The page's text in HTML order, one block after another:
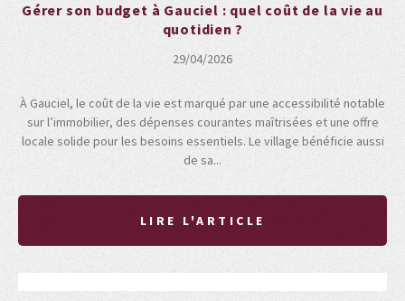
Gérer son budget à Gauciel : quel coût de la vie au
quotidien ?
29/04/2026
À Gauciel, le coût de la vie est marqué par une accessibilité notable
sur l’immobilier, des dépenses courantes maîtrisées et une offre
locale solide pour les besoins essentiels. Le village bénéficie aussi
de sa...
LIRE L'ARTICLE